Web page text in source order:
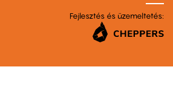
Fejlesztés és üzemeltetés: